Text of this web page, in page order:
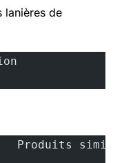
lanières de